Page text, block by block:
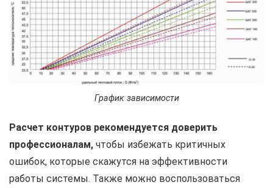
График зависимости
Расчет контуров рекомендуется доверить
профессионалам, чтобы избежать критичных
ошибок, которые скажутся на эффективности
работы системы. Также можно воспользоваться